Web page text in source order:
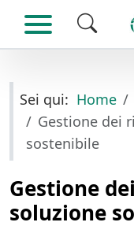
Sei qui: Home
Gestione dei
sostenibile
Gestione
soluzione